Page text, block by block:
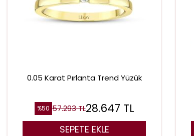
0.05 Karat Pırlanta Trend Yüzük
%50 57.293TL28.647 TL
SEPETE EKLE